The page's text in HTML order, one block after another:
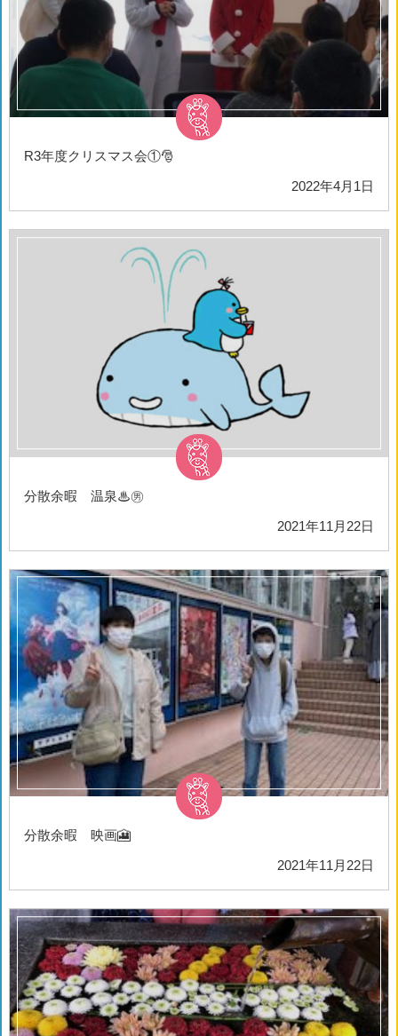
R3年度クリスマス会①🎅
2022年4月1日
分散余暇 温泉♨㊚
2021年11月22日
分散余暇 映画🎦
2021年11月22日